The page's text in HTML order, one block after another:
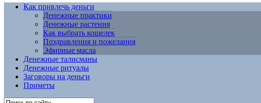
Как привлечь деньги
Денежные практики
Денежные растения
Как выбрать кошелек
Поздравления и пожелания
Эфирные масла
Денежные талисманы
Денежные ритуалы
Заговоры на деньги
Приметы